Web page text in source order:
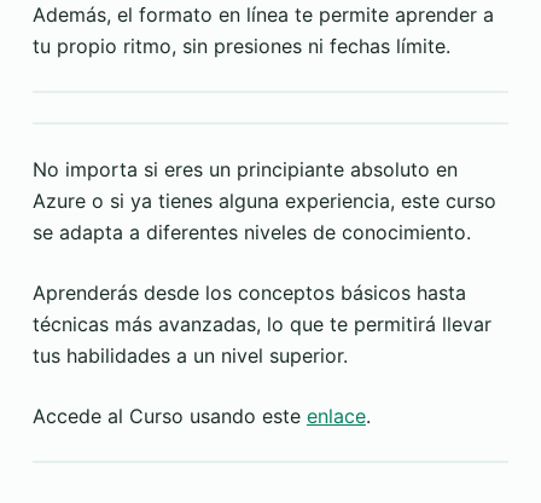
Además, el formato en línea te permite aprender a
tu propio ritmo, sin presiones ni fechas límite.
No importa si eres un principiante absoluto en
Azure o si ya tienes alguna experiencia, este curso
se adapta a diferentes niveles de conocimiento.
Aprenderás desde los conceptos básicos hasta
técnicas más avanzadas, lo que te permitirá llevar
tus habilidades a un nivel superior.
Accede al Curso usando este enlace.